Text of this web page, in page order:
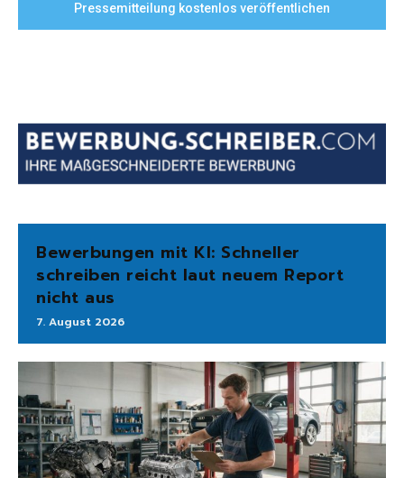
Pressemitteilung kostenlos veröffentlichen
Bewerbungen mit KI: Schneller
schreiben reicht laut neuem Report
nicht aus
7. August 2026